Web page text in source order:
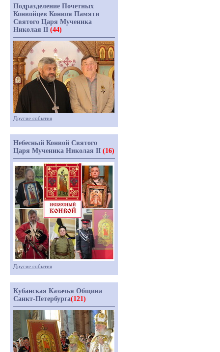
Подразделение Почетных
Конвойцев Конвоя Памяти
Святого Царя Мученика
Николая II (44)
Другие события
Небесный Конвой Святого
Царя Мученика Николая II (16)
Другие события
Кубанская Казачья Община
Санкт-Петербурга(121)